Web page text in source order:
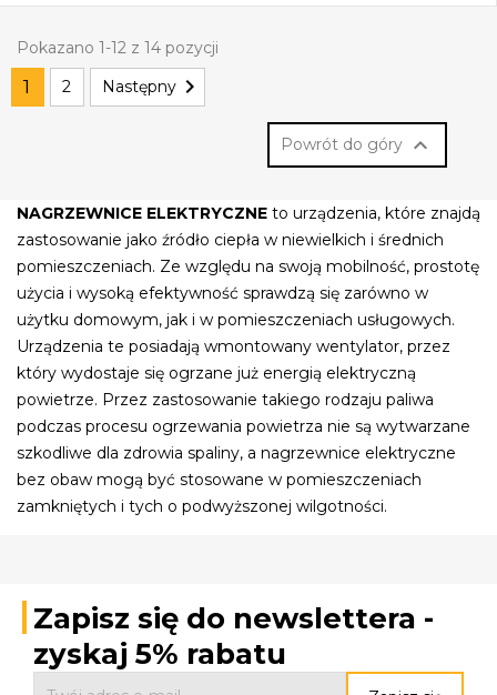
Pokazano 1-12 z 14 pozycji
1 2 Następny 
Powrót do góry 
NAGRZEWNICE ELEKTRYCZNE to urządzenia, które znajdą
zastosowanie jako źródło ciepła w niewielkich i średnich
pomieszczeniach. Ze względu na swoją mobilność, prostotę
użycia i wysoką efektywność sprawdzą się zarówno w
użytku domowym, jak i w pomieszczeniach usługowych.
Urządzenia te posiadają wmontowany wentylator, przez
który wydostaje się ogrzane już energią elektryczną
powietrze. Przez zastosowanie takiego rodzaju paliwa
podczas procesu ogrzewania powietrza nie są wytwarzane
szkodliwe dla zdrowia spaliny, a nagrzewnice elektryczne
bez obaw mogą być stosowane w pomieszczeniach
zamkniętych i tych o podwyższonej wilgotności.
Zapisz się do newslettera -
zyskaj 5% rabatu